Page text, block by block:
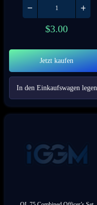
$3.00
Jetzt kaufen
In den Einkaufswagen legen